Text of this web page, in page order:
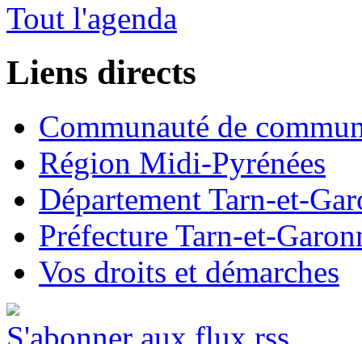
Tout l'agenda
Liens directs
Communauté de
Région Midi-Pyrénées
Département Tarn-et-
Préfecture Tarn-et-
Vos droits et démarches